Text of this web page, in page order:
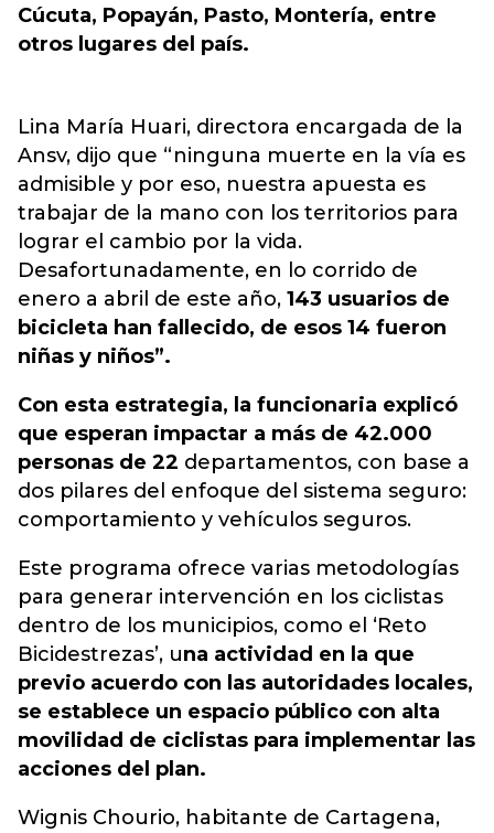
Cúcuta, Popayán, Pasto, Montería, entre
otros lugares del país.
Lina María Huari, directora encargada de la
Ansv, dijo que “ninguna muerte en la vía es
admisible y por eso, nuestra apuesta es
trabajar de la mano con los territorios para
lograr el cambio por la vida.
Desafortunadamente, en lo corrido de
enero a abril de este año, 143 usuarios de
bicicleta han fallecido, de esos 14 fueron
niñas y niños”.
Con esta estrategia, la funcionaria explicó
que esperan impactar a más de 42.000
personas de 22 departamentos, con base a
dos pilares del enfoque del sistema seguro:
comportamiento y vehículos seguros.
Este programa ofrece varias metodologías
para generar intervención en los ciclistas
dentro de los municipios, como el ‘Reto
Bicidestrezas’, una actividad en la que
previo acuerdo con las autoridades locales,
se establece un espacio público con alta
movilidad de ciclistas para implementar las
acciones del plan.
Wignis Chourio, habitante de Cartagena,